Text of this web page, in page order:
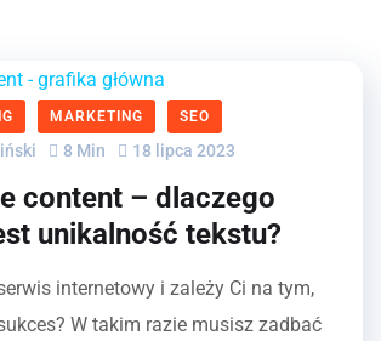
MARKETING SEO
8 Min 18 lipca 2023
content – dlaczego
unikalność tekstu?
internetowy i zależy Ci na tym,
W takim razie musisz zadbać